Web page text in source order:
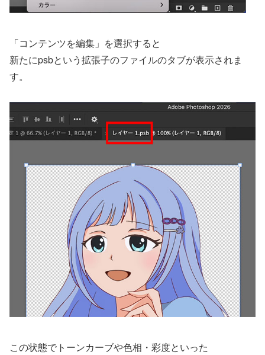
「コンテンツを編集」を選択すると
新たにpsbという拡張子のファイルのタブが表示されま
す。
この状態でトーンカーブや色相・彩度といった